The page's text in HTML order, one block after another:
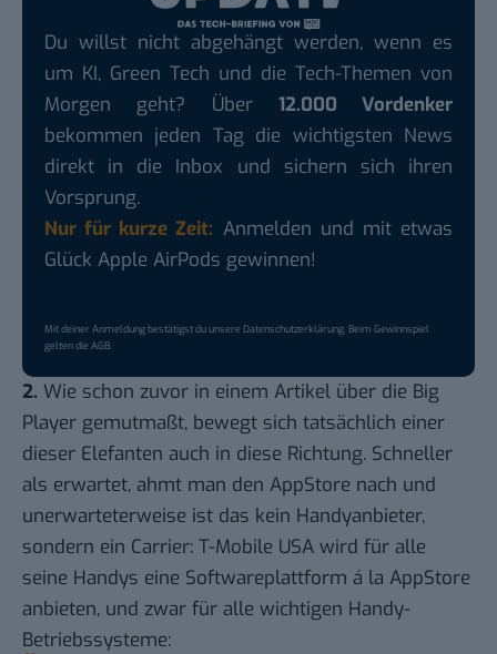
Du willst nicht abgehängt werden, wenn es
um KI, Green Tech und die Tech-Themen von
Morgen geht? Über 12.000 Vordenker
bekommen jeden Tag die wichtigsten News
direkt in die Inbox und sichern sich ihren
Vorsprung.
Nur für kurze Zeit: Anmelden und mit etwas
Glück Apple AirPods gewinnen!
Mit deiner Anmeldung bestätigst du unsereDatenschutzerklärung. Beim Gewinnspiel
gelten dieAGB.
2. Wie schon zuvor in einem Artikel über die Big
Player gemutmaßt, bewegt sich tatsächlich einer
dieser Elefanten auch in diese Richtung. Schneller
als erwartet, ahmt man den AppStore nach und
unerwarteterweise ist das kein Handyanbieter,
sondern ein Carrier: T-Mobile USA wird für alle
seine Handys eine Softwareplattform á la AppStore
anbieten, und zwar für alle wichtigen Handy-
Betriebssysteme: